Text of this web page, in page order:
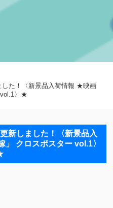
た！〈新景品入荷情報 ★映画
vol.1〉★
新しました！〈新景品入
クロスポスター vol.1〉